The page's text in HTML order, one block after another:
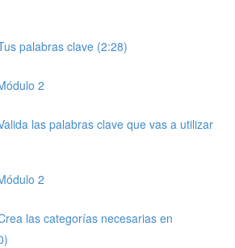
palabras clave (2:28)
2
las palabras clave que vas a utilizar
2
las categorías necesarias en